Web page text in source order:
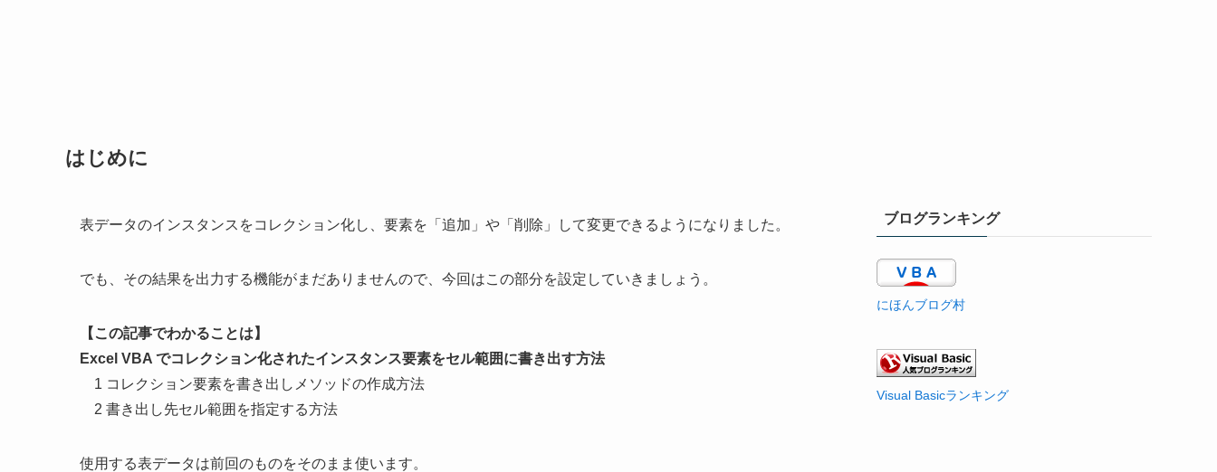
はじめに
表データのインスタンスをコレクション化し、要素を「追加」や「削除」して変更できるようになりました。
でも、その結果を出力する機能がまだありませんので、今回はこの部分を設定していきましょう。
【この記事でわかることは 】
Excel VBA でコレクション化されたインスタンス要素をセル範囲に書き出す方法
1 コレクション要素を書き出しメソッドの作成方法
2 書き出し先セル範囲を指定する方法
使用する表データは前回のものをそのまま使います。
ブログランキング
にほんブログ村
Visual Basicランキング